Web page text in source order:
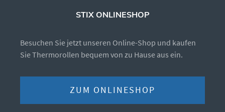
STIX ONLINESHOP
Besuchen Sie jetzt unseren Online-Shop und kaufen
Sie Thermorollen bequem von zu Hause aus ein.
ZUM ONLINESHOP